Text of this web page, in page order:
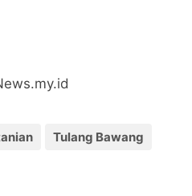
Tulang Bawang